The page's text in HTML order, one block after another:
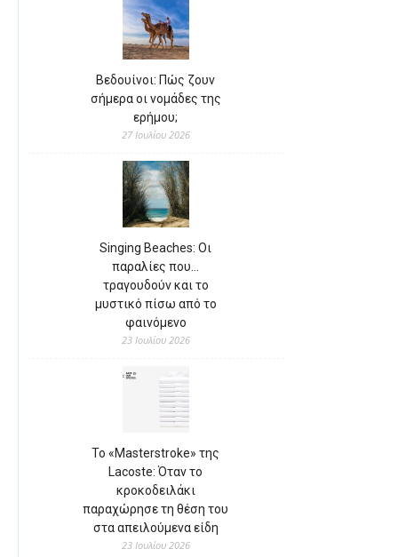
Βεδουίνοι: Πώς ζουν
σήμερα οι νομάδες της
ερήμου;
27 Ιουλίου 2026
Singing Beaches: Οι
παραλίες που…
τραγουδούν και το
μυστικό πίσω από το
φαινόμενο
23 Ιουλίου 2026
Το «Masterstroke» της
Lacoste: Όταν το
κροκοδειλάκι
παραχώρησε τη θέση του
στα απειλούμενα είδη
23 Ιουλίου 2026